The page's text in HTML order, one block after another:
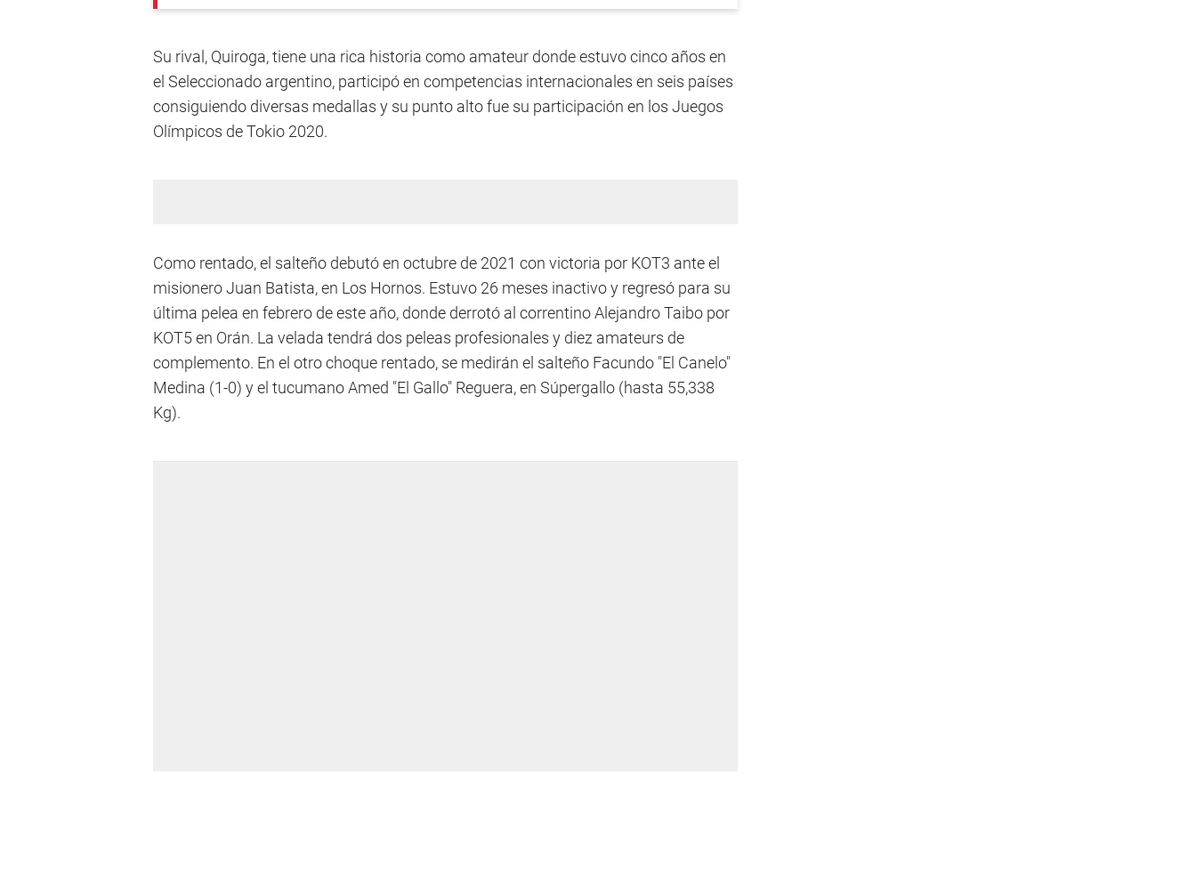
Su rival, Quiroga, tiene una rica historia como amateur donde estuvo cinco años en
el Seleccionado argentino, participó en competencias internacionales en seis países
consiguiendo diversas medallas y su punto alto fue su participación en los Juegos
Olímpicos de Tokio 2020.
Como rentado, el salteño debutó en octubre de 2021 con victoria por KOT3 ante el
misionero Juan Batista, en Los Hornos. Estuvo 26 meses inactivo y regresó para su
última pelea en febrero de este año, donde derrotó al correntino Alejandro Taibo por
KOT5 en Orán. La velada tendrá dos peleas profesionales y diez amateurs de
complemento. En el otro choque rentado, se medirán el salteño Facundo "El Canelo"
Medina (1-0) y el tucumano Amed "El Gallo" Reguera, en Súpergallo (hasta 55,338
Kg).